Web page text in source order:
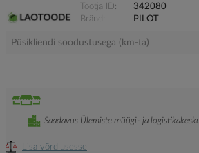
Tootja ID
342080
Bränd
PILOT
Püsikliendi soodustusega (km-ta)
Lisa võrdlusesse
Saadavus Ülemiste müügi- ja